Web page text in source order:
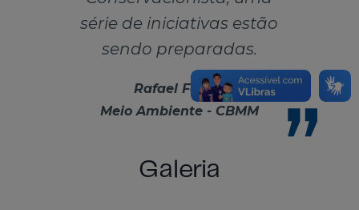
série de iniciativas estão
sendo preparadas.
Rafael Ferraz
Meio Ambiente - CBMM
Galeria